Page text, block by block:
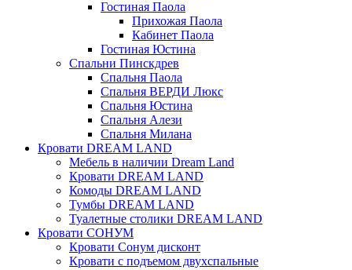
Гостиная Паола
Прихожая Паола
Кабинет Паола
Гостиная Юстина
Спальни Пинскдрев
Спальня Паола
Спальня ВЕРДИ Люкс
Спальня Юстина
Спальня Алези
Спальня Милана
Кровати DREAM LAND
Мебель в наличии Dream Land
Кровати DREAM LAND
Комоды DREAM LAND
Тумбы DREAM LAND
Туалетные столики DREAM LAND
Кровати СОНУМ
Кровати Сонум дисконт
Кровати с подъемом двухспальные